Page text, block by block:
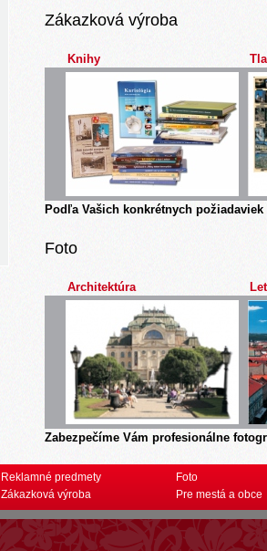
Zákazková výroba
Knihy
Podľa Vašich konkrétnych
Foto
Architektúra
Zabezpečíme Vám profesionálne
Reklamné predmety
Zákazková výroba
Foto
Pre mestá a obce